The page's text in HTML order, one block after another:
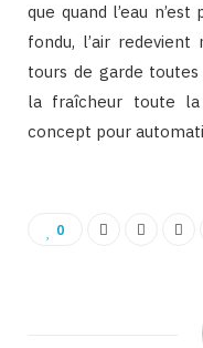
que quand l’eau
fondu, l’air
tours de garde
la fraîcheur toute
concept pour
0